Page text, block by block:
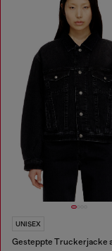
UNISEX